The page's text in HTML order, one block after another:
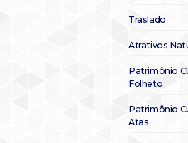
Traslado
Atrativos
Patrimônio
Folheto
Patrimônio
Atas